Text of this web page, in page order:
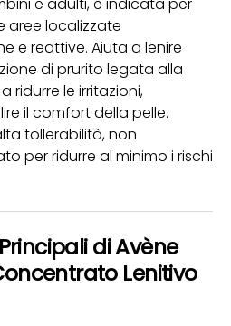
e adulti, è indicata per
aree localizzate
e reattive. Aiuta a lenire
di prurito legata alla
ridurre le irritazioni,
il comfort della pelle.
tollerabilità, non
per ridurre al minimo i rischi
di Avène
Lenitivo